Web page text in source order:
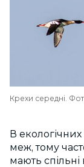
Крехи середні.
В
меж, тому
мають